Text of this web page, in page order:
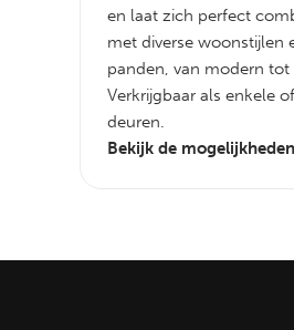
en laat zich perfect
met diverse woonstijlen
panden, van modern tot
Verkrijgbaar als enkele
deuren.
Bekijk de mogelijkheden